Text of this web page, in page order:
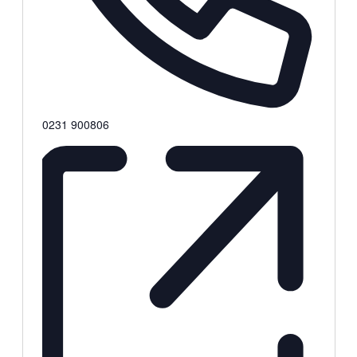
Telefon
0231 900806